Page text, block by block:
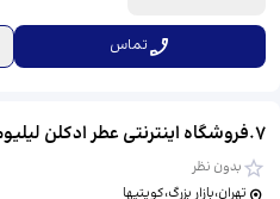
تماس
7
.فروشگاه اینترنتی عطر ادکلن
بدون نظر
تهران،بازار بزرگ،کویتیها